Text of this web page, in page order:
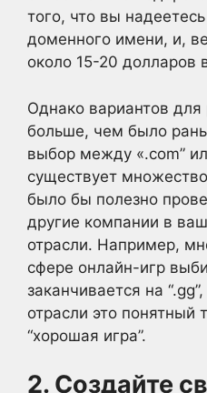
того, что вы
доменного имени, и,
около 15-20 долларов
Однако вариантов для
больше, чем было
выбор между «.com”
существует
было бы полезно
другие компании в
отрасли. Например,
сфере онлайн-игр
заканчивается на
отрасли это
“хорошая игра”.
2. Создайте